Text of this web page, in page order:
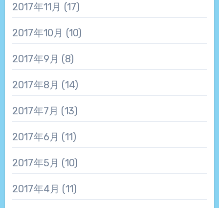
2017年11月 (17)
2017年10月 (10)
2017年9月 (8)
2017年8月 (14)
2017年7月 (13)
2017年6月 (11)
2017年5月 (10)
2017年4月 (11)